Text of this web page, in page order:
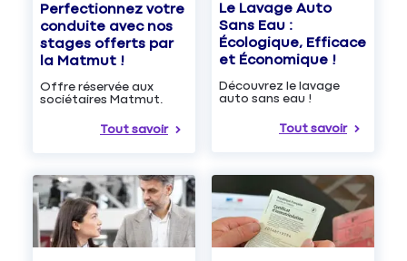
Perfectionnez votre
conduite avec nos
stages offerts par
la Matmut !
Offre réservée aux
sociétaires Matmut.
Tout savoir
Le Lavage Auto
Sans Eau :
Écologique, Efficace
et Économique !
Découvrez le lavage
auto sans eau !
Tout savoir